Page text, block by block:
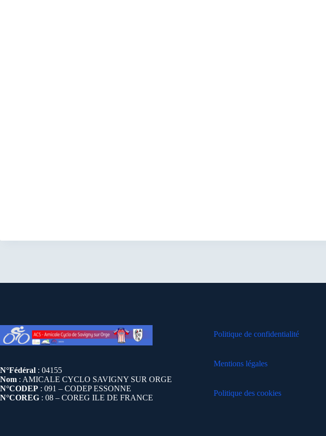
N°Fédéral : 04155
Nom : AMICALE CYCLO SAVIGNY SUR ORGE
N°CODEP : 091 – CODEP ESSONNE
N°COREG : 08 – COREG ILE DE FRANCE
Politique de confidentialité
Mentions légales
Politique des cookies